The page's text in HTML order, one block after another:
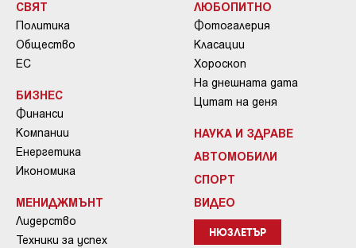
СВЯТ
Политика
Общество
ЕС
БИЗНЕС
Финанси
Компании
Енергетика
Икономика
МЕНИДЖМЪНТ
Лидерство
Техники за успех
ЛЮБОПИТНО
Фотогалерия
Класации
Хороскоп
На днешната дата
Цитат на деня
НАУКА И ЗДРАВЕ
АВТОМОБИЛИ
СПОРТ
ВИДЕО
НЮЗЛЕТЪР